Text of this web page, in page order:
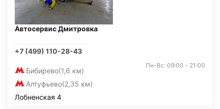
Автосервис Дмитровка
+7 (499) 110-28-43
Бибирево(1,6 км)
Алтуфьево(2,35 км)
Пн-Вс: 09:00 - 21:00
Лобненская 4